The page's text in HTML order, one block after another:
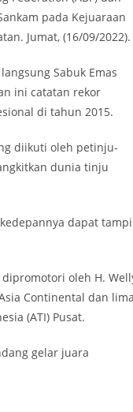
pada Kejuaraan
Jumat, (16/09/2022).
Sabuk Emas
ini catatan rekor
di tahun 2015.
diikuti oleh petinju-
dunia tinju
dapat
oleh H.
Continental dan lima
(ATI) Pusat.
gelar juara